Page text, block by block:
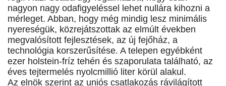
nagyon nagy odafigyeléssel lehet nullára kihozni a
mérleget. Abban, hogy még mindig lesz minimális
nyereségük, közrejátszottak az elmúlt években
megvalósított fejlesztések, az új fejőház, a
technológia korszerűsítése. A telepen egyébként
ezer holstein-fríz tehén és szaporulata található, az
éves tejtermelés nyolcmillió liter körül alakul.
Az elnök szerint az uniós csatlakozás rávilágított